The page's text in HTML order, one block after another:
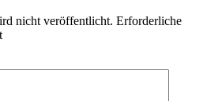
nicht veröffentlicht. Erforderliche